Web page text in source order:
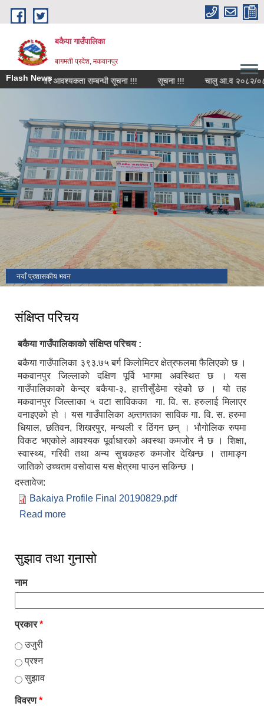
Skip to main content
बकैया गाउँपालिका
बागमती प्रदेश, मकवानपुर
Flash News
कर्मचारि आवश्यकता सम्बन्धी सूचना !!! सूचना !!! चालु आ.व २०८२/०८३ को
नयाँ प्रशासकीय भवन
संक्षिप्त परिचय
बकैया गाउँपालिकाको संक्षिप्त परिचय :
बकैया गाउँपालिका ३९३‍.७५ बर्ग किलाेमिटर क्षेत्रफलमा फैलिएकाे छ ।
मकवानपुर जिल्लाकाे दक्षिण पूर्वि भागमा अवस्थित छ । यस
गाउँपालिकाको केन्द्र बकैया-३, हात्तीसुँडेमा रहेकोे छ । यो तह
मकवानपुर जिल्लाका ५ वटा साविकका गा. वि. स. हरुलाई मिलाएर
वनाइएको हो । यस गाउँपालिका अन्र्तगतका साविक गा. वि. स. हरुमा
धियाल, छतिवन, शिखरपुर, मन्थली र ठिंगन छन् । भौगोलिक रुपमा
विकट भएकोले आवश्यक पूर्वाधारको अवस्था कमजोर नै छ । शिक्षा,
स्वास्थ्य, गरिवी तथा अन्य सुचकहरु कमजोर देखिन्छ । तामाङ्ग
जातिको उच्चतम वसोवास यस क्षेत्रमा पाउन सकिन्छ ।
दस्तावेज:
Bakaiya Profile Final 20190829.pdf
Read more
सुझाव तथा गुनासो
नाम
प्रकार*
उजुरी
प्रश्न
सुझाव
विवरण*